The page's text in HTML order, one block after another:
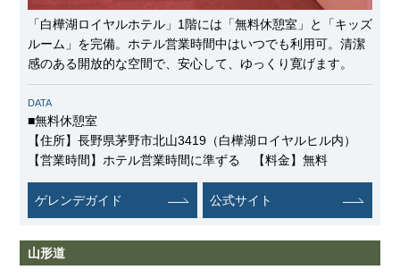
「白樺湖ロイヤルホテル」1階には「無料休憩室」と「キッズ
ルーム」を完備。ホテル営業時間中はいつでも利用可。清潔
感のある開放的な空間で、安心して、ゆっくり寛げます。
DATA
■無料休憩室
【住所】長野県茅野市北山3419（白樺湖ロイヤルヒル内）
【営業時間】ホテル営業時間に準ずる 【料金】無料
ゲレンデガイド 公式サイト
山形道